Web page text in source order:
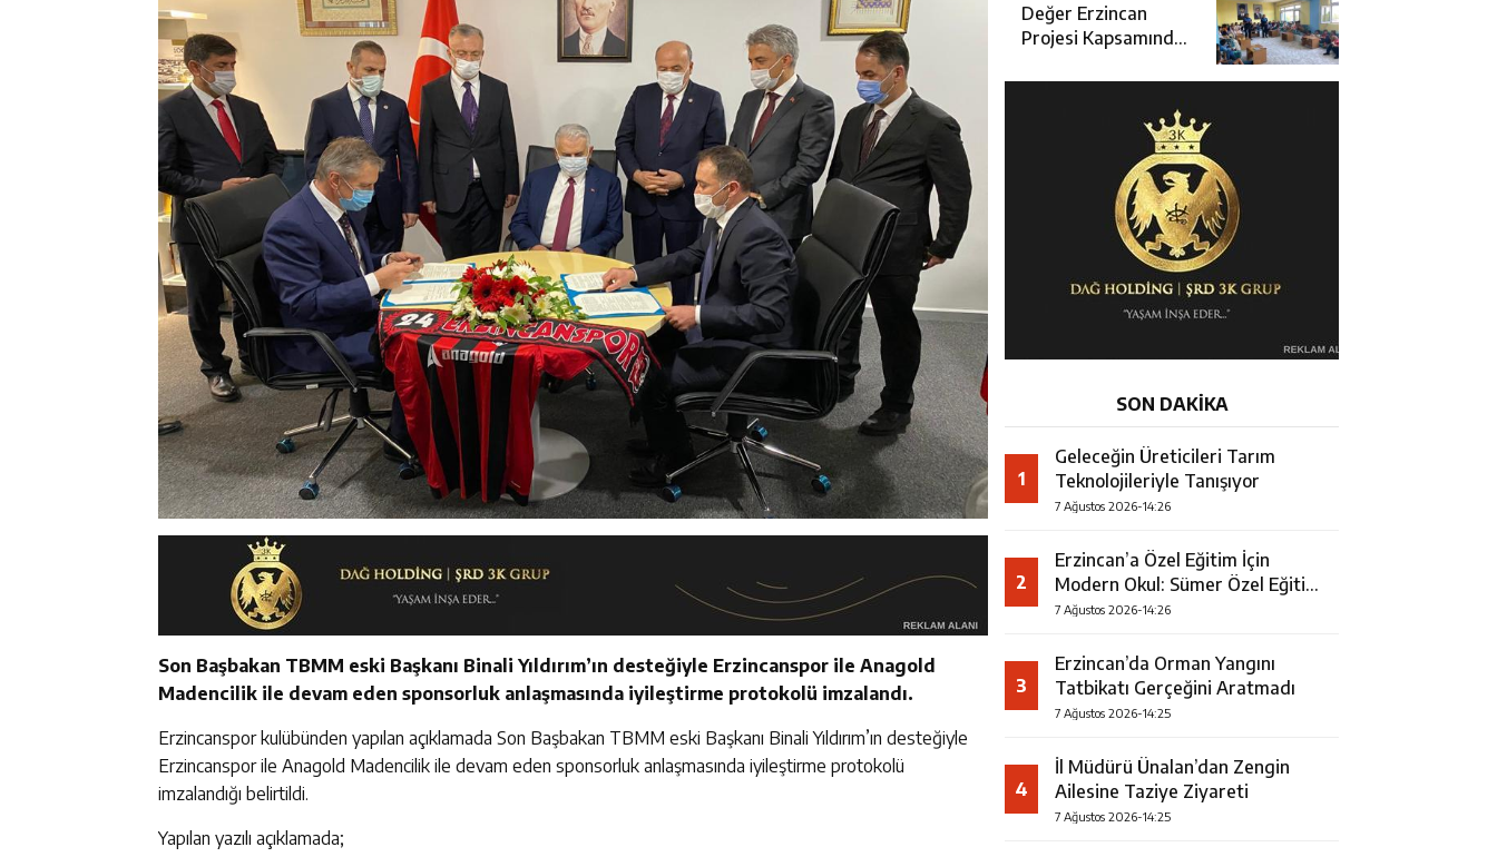
Son Başbakan TBMM eski Başkanı Binali Yıldırım’ın desteğiyle Erzincanspor ile Anagold
Madencilik ile devam eden sponsorluk anlaşmasında iyileştirme protokolü imzalandı.
Erzincanspor kulübünden yapılan açıklamada Son Başbakan TBMM eski Başkanı Binali Yıldırım’ın desteğiyle
Erzincanspor ile Anagold Madencilik ile devam eden sponsorluk anlaşmasında iyileştirme protokolü
imzalandığı belirtildi.
Yapılan yazılı açıklamada;
Toplantısı
Değer Erzincan
Projesi Kapsamında
Eğitimi
SON DAKİKA
1
Geleceğin Üreticileri Tarım
Teknolojileriyle Tanışıyor
7 Ağustos 2026-14:26
2
Erzincan’a Özel Eğitim İçin
Modern Okul: Sümer Özel Eğitim
Meslek Okulu Protokolü
7 Ağustos 2026-14:26
3
Erzincan’da Orman Yangını
Tatbikatı Gerçeğini Aratmadı
7 Ağustos 2026-14:25
4
İl Müdürü Ünalan’dan Zengin
Ailesine Taziye Ziyareti
7 Ağustos 2026-14:25